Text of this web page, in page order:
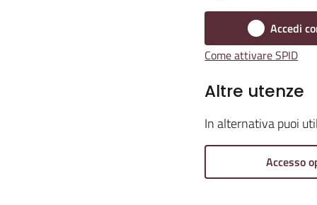
Accedi
Come attivare SPID
Altre utenze
In alternativa puoi
Accesso